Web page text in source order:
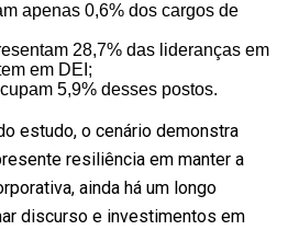
apenas 0,6% dos cargos de
28,7% das lideranças em
em DEI;
5,9% desses postos.
estudo, o cenário demonstra
resiliência em manter a
ainda há um longo
discurso e investimentos em